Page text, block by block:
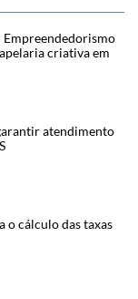
criativa em
atendimento
o cálculo das taxas